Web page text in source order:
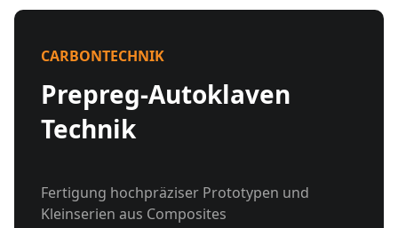
CARBONTECHNIK
Prepreg-Autoklaven
Technik
Fertigung hochpräziser Prototypen und
Kleinserien aus Composites